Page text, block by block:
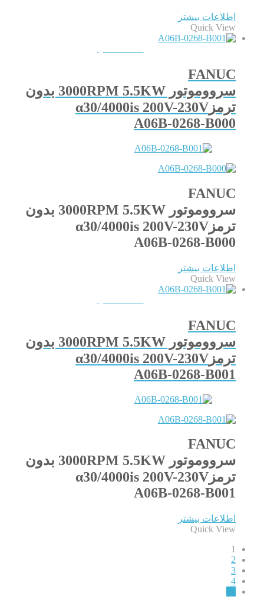
اطلاعات بیشتر
Quick View
FANUC
سرووموتور 3000RPM 5.5KW بدون
ترمزα30/4000is 200V-230V
A06B-0268-B000
FANUC
سرووموتور 3000RPM 5.5KW بدون
ترمزα30/4000is 200V-230V
A06B-0268-B000
اطلاعات بیشتر
Quick View
FANUC
سرووموتور 3000RPM 5.5KW بدون
ترمزα30/4000is 200V-230V
A06B-0268-B001
FANUC
سرووموتور 3000RPM 5.5KW بدون
ترمزα30/4000is 200V-230V
A06B-0268-B001
اطلاعات بیشتر
Quick View
1
2
3
4